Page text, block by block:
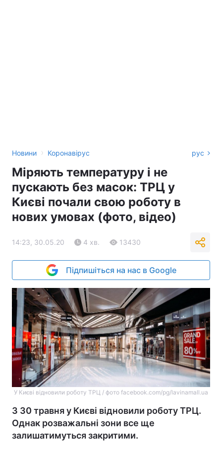
Новини › Коронавірус рус
Міряють температуру і не
пускають без масок: ТРЦ у
Києві почали свою роботу в
нових умовах (фото, відео)
14:23, 30.05.20 4 хв. 13430
Підпишіться на нас в Google
У Києві відновили роботу ТРЦ / фото facebook.com/pg/lavinamall.ua
З 30 травня у Києві відновили роботу ТРЦ.
Однак розважальні зони все ще
залишатимуться закритими.